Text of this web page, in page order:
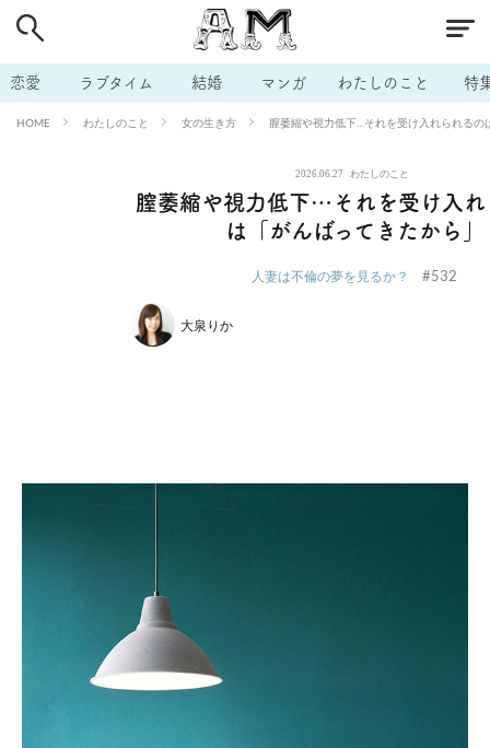
恋愛 ラブタイム 結婚 マンガ わたしのこと 特
HOME わたしのこと 女の生き方 膣萎縮や視力低下…それを受け入れられるの
2026.06.27 わたしのこと
膣萎縮や視力低下…それを受け入れ
は「がんばってきたから」
人妻は不倫の夢を見るか？ #532
大泉りか
# 男の本音 # セフレ # 不倫
# 出会う方法 # マッチングアプリ # ラブグッズ # 体の相